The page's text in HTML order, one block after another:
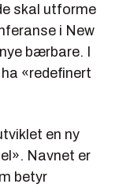
skal utforme
i New
bærbare. I
«redefinert
en ny
Navnet er
betyr